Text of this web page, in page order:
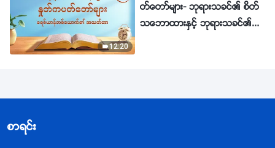
12:20
တ္ေတာ္မ်ား- ဘုရားသခင္၏ စိတ္
သေဘာထားႏွင့္ ဘုရားသခင္၏
စာရင္း